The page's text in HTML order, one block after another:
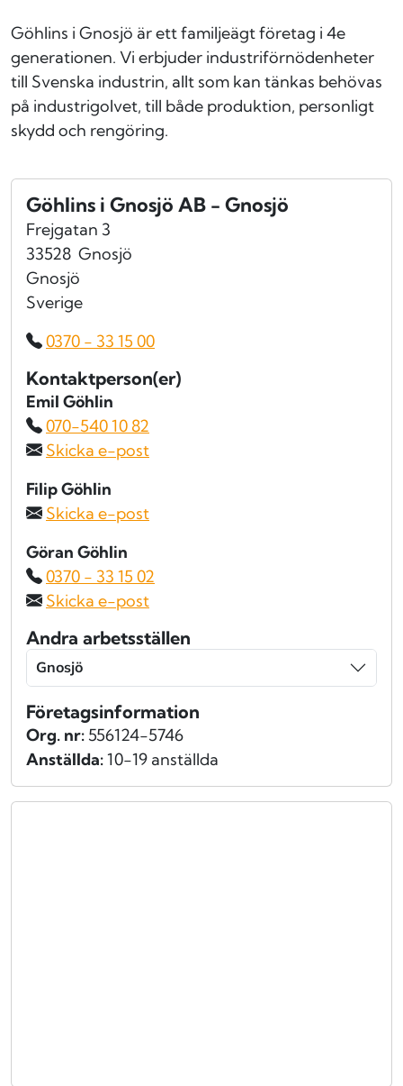
Göhlins i Gnosjö är ett familjeägt företag i 4e
generationen. Vi erbjuder industriförnödenheter
till Svenska industrin, allt som kan tänkas behövas
på industrigolvet, till både produktion, personligt
skydd och rengöring.
Göhlins i Gnosjö AB - Gnosjö
Frejgatan 3
33528 Gnosjö
Gnosjö
Sverige
0370 - 33 15 00
Kontaktperson(er)
Emil Göhlin
070-540 10 82
Skicka e-post
Filip Göhlin
Skicka e-post
Göran Göhlin
0370 - 33 15 02
Skicka e-post
Andra arbetsställen
Gnosjö
Företagsinformation
Org. nr: 556124-5746
Anställda:10-19 anställda